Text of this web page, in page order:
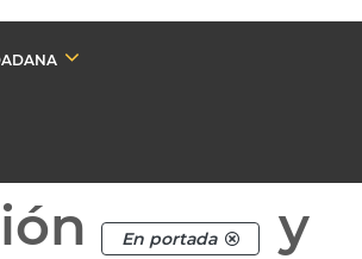
En portada y